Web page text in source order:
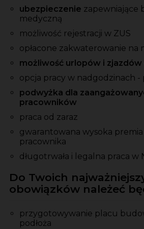
ubezpieczenie zapewniające
medyczną
możliwość rejestracji w ZUS
opłacone zakwaterowanie na
możliwość urlopów i zjazdów
opcja pracy w nadgodzinach -
podwyżka dla
pracowników
praca od zaraz
gwarantowana wysoka
pracownika
długotrwała i legalna praca w
Do Twoich
obowiązków należeć
przygotowywanie placu
podłoża